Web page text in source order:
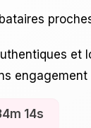
et
engagement
13s